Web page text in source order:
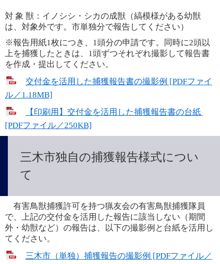
対 象 獣：イノシシ・シカの成獣（縞模様がある幼獣
は、対象外です。市単独分で報告してください）
※報告用紙1枚につき、1頭分の申請です。同時に2頭以
上を捕獲したときは、1頭ずつそれぞれ撮影して報告書
を作成・提出してください。
交付金を活用した捕獲報告書の撮影例 [PDFファイ
ル／1.18MB]
【印刷用】交付金を活用した捕獲報告書の台紙
[PDFファイル／250KB]
三木市独自の捕獲報告様式につい
て
有害鳥獣捕獲許可を持つ猟友会の有害鳥獣捕獲隊員
で、上記の交付金を活用した報告に該当しない（期間
外・幼獣など）の報告は、以下の撮影例と台紙を活用し
てください。
三木市（単独）捕獲報告の撮影例 [PDFファイル／